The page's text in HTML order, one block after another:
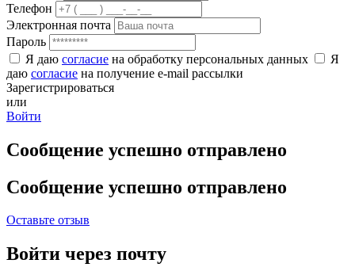
Телефон
Электронная почта
Пароль
Я даю согласие на обработку персональных данных
Я
даю согласие на получение e-mail рассылки
Зарегистрироваться
или
Войти
Сообщение успешно отправлено
Сообщение успешно отправлено
Оставьте отзыв
Войти через почту